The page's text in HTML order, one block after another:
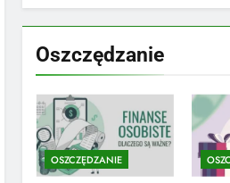
7
Jak
finansowo
jak
PORADY
8
Netflix
jest, opinie
PRACA
Oszczędzanie
OSZCZĘDZANIE